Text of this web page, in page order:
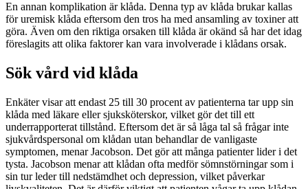
En annan komplikation är klåda. Denna typ av klåda brukar kallas
för uremisk klåda eftersom den tros ha med ansamling av toxiner att
göra. Även om den riktiga orsaken till klåda är okänd så har det idag
föreslagits att olika faktorer kan vara involverade i klådans orsak.
Sök vård vid klåda
Enkäter visar att endast 25 till 30 procent av patienterna tar upp sin
klåda med läkare eller sjuksköterskor, vilket gör det till ett
underrapporterat tillstånd. Eftersom det är så låga tal så frågar inte
sjukvårdspersonal om klådan utan behandlar de vanligaste
symptomen, menar Jacobson. Det gör att många patienter lider i det
tysta. Jacobson menar att klådan ofta medför sömnstörningar som i
sin tur leder till nedstämdhet och depression, vilket påverkar